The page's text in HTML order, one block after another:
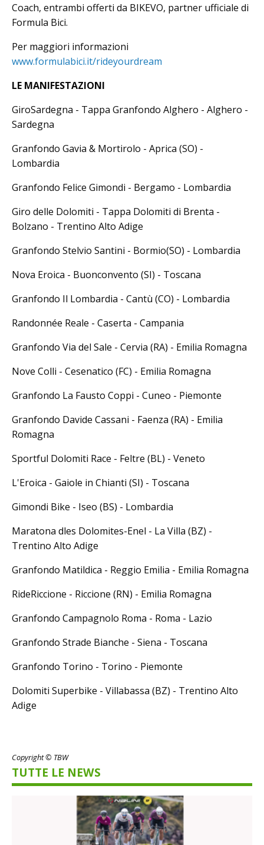
Coach, entrambi offerti da BIKEVO, partner ufficiale di
Formula Bici.
Per maggiori informazioni
www.formulabici.it/rideyourdream
LE MANIFESTAZIONI
GiroSardegna - Tappa Granfondo Alghero - Alghero -
Sardegna
Granfondo Gavia & Mortirolo - Aprica (SO) -
Lombardia
Granfondo Felice Gimondi - Bergamo - Lombardia
Giro delle Dolomiti - Tappa Dolomiti di Brenta -
Bolzano - Trentino Alto Adige
Granfondo Stelvio Santini - Bormio(SO) - Lombardia
Nova Eroica - Buonconvento (SI) - Toscana
Granfondo Il Lombardia - Cantù (CO) - Lombardia
Randonnée Reale - Caserta - Campania
Granfondo Via del Sale - Cervia (RA) - Emilia Romagna
Nove Colli - Cesenatico (FC) - Emilia Romagna
Granfondo La Fausto Coppi - Cuneo - Piemonte
Granfondo Davide Cassani - Faenza (RA) - Emilia
Romagna
Sportful Dolomiti Race - Feltre (BL) - Veneto
L'Eroica - Gaiole in Chianti (SI) - Toscana
Gimondi Bike - Iseo (BS) - Lombardia
Maratona dles Dolomites-Enel - La Villa (BZ) -
Trentino Alto Adige
Granfondo Matildica - Reggio Emilia - Emilia Romagna
RideRiccione - Riccione (RN) - Emilia Romagna
Granfondo Campagnolo Roma - Roma - Lazio
Granfondo Strade Bianche - Siena - Toscana
Granfondo Torino - Torino - Piemonte
Dolomiti Superbike - Villabassa (BZ) - Trentino Alto
Adige
Copyright © TBW
TUTTE LE NEWS